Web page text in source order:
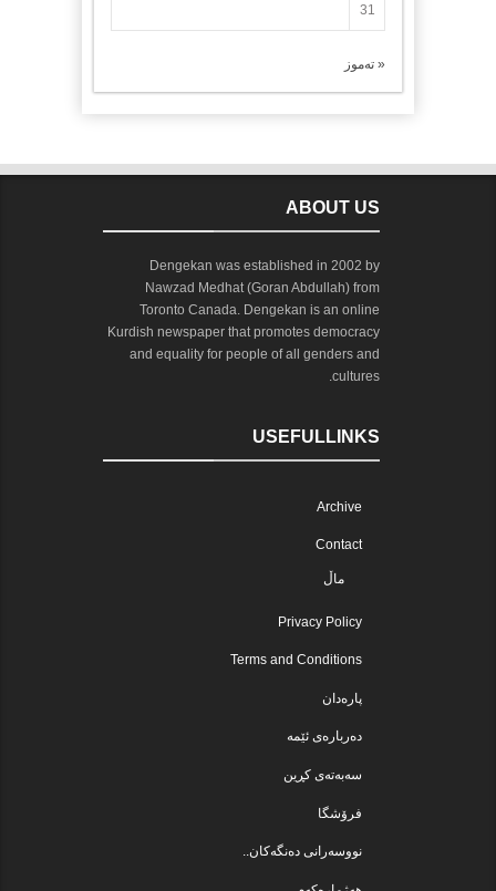
31
« تەموز
ABOUT US
Dengekan was established in 2002 by
Nawzad Medhat (Goran Abdullah) from
Toronto Canada. Dengekan is an online
Kurdish newspaper that promotes democracy
and equality for people of all genders and
cultures.
USEFULLINKS
Archive
Contact
ماڵ
Privacy Policy
Terms and Conditions
پارەدان
دەربارەی ئێمە
سەبەتەی کڕین
فرۆشگا
نووسەرانی دەنگەکان..